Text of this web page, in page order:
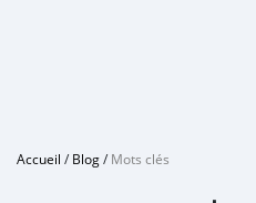
Accueil /Blog/Mots clés